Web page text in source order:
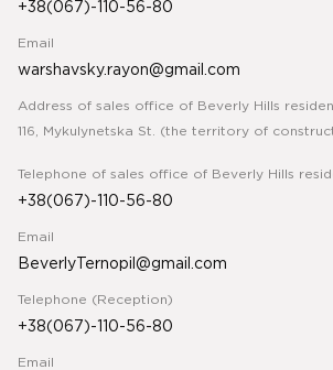
+38(067)-110-56-80
Email
warshavsky.rayon@gmail.com
Address of sales office of Beverly Hills
116, Mykulynetska St. (the territory of
Telephone of sales office of Beverly Hills
+38(067)-110-56-80
Email
BeverlyTernopil@gmail.com
Telephone (Reception)
+38(067)-110-56-80
Email